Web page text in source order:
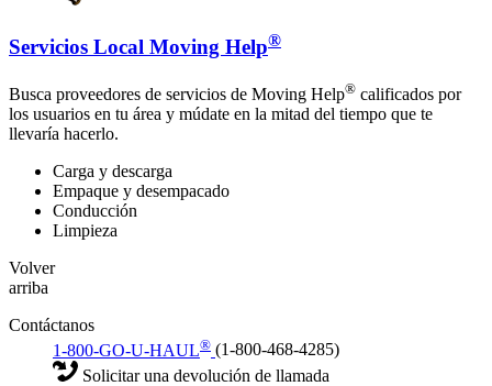
Servicios Local Moving Help®
Busca proveedores de servicios de Moving Help® calificados por
los usuarios en tu área y múdate en la mitad del tiempo que te
llevaría hacerlo.
Carga y descarga
Empaque y desempacado
Conducción
Limpieza
Volver
arriba
Contáctanos
1-800-GO-U-HAUL® (1-800-468-4285)
Solicitar una devolución de llamada